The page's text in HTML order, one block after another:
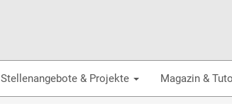
Stellenangebote & Projekte Magazin &